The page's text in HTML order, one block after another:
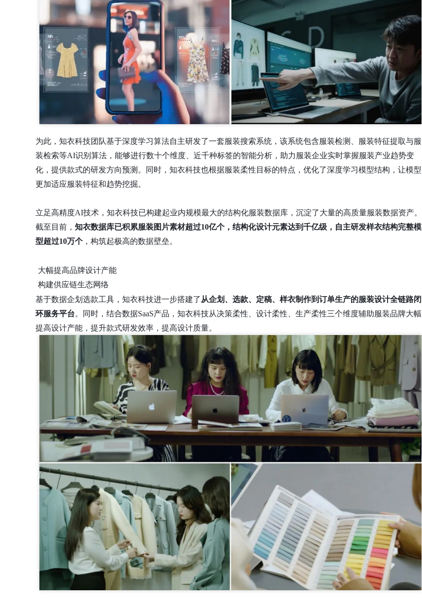
为此，知衣科技团队基于深度学习算法自主研发了一套服装搜索系统，该系统包含服装检测、服装特征提取与服
装检索等AI识别算法，能够进行数十个维度、近千种标签的智能分析，助力服装企业实时掌握服装产业趋势变
化，提供款式的研发方向预测。同时，知衣科技也根据服装柔性目标的特点，优化了深度学习模型结构，让模型
更加适应服装特征和趋势挖掘。
立足高精度AI技术，知衣科技已构建起业内规模最大的结构化服装数据库，沉淀了大量的高质量服装数据资产。
截至目前， 知衣数据库已积累服装图片素材超过10亿个，结构化设计元素达到千亿级，自主研发样衣结构完整模
型超过10万个 ，构筑起极高的数据壁垒。
大幅提高品牌设计产能
构建供应链生态网络
基于数据企划选款工具，知衣科技进一步搭建了 从企划、选款、定稿、样衣制作到订单生产的服装设计全链路闭
环服务平台。同时，结合数据SaaS产品，知衣科技从决策柔性、设计柔性、生产柔性三个维度辅助服装品牌大幅
提高设计产能，提升款式研发效率，提高设计质量。